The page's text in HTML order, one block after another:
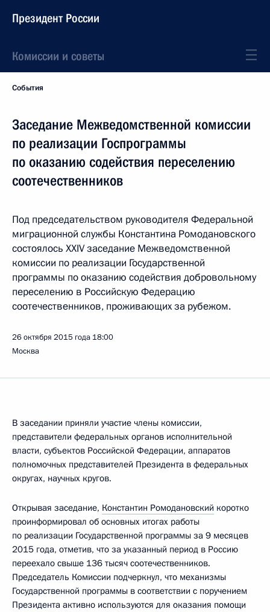
Президент России
Комиссии и советы
События
Заседание Межведомственной комиссии
по реализации Госпрограммы
по оказанию содействия переселению
соотечественников
Под председательством руководителя Федеральной
миграционной службы Константина Ромодановского
состоялось XXIV заседание Межведомственной
комиссии по реализации Государственной
программы по оказанию содействия добровольному
переселению в Российскую Федерацию
соотечественников, проживающих за рубежом.
26 октября 2015 года 18:00
Москва
В заседании приняли участие члены комиссии,
представители федеральных органов исполнительной
власти, субъектов Российской Федерации, аппаратов
полномочных представителей Президента в федеральных
округах, научных кругов.
Открывая заседание, Константин Ромодановский коротко
проинформировал об основных итогах работы
по реализации Государственной программы за 9 месяцев
2015 года, отметив, что за указанный период в Россию
переехало свыше 136 тысяч соотечественников.
Председатель Комиссии подчеркнул, что механизмы
Государственной программы в соответствии с поручением
Президента активно используются для оказания помощи